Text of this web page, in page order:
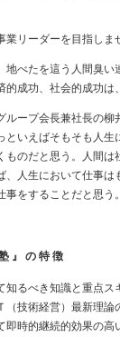
業リーダーを目指し
べたを這う人間臭い
的成功、社会的成功は
ープ会長兼社長の柳
といえばそもそも人
ものだと思う。人間
、人生において仕事
事をすることだと思う
』 の 特 徴
るべき知識と重点ス
術経営）最新理論の
時的継続的効果の高